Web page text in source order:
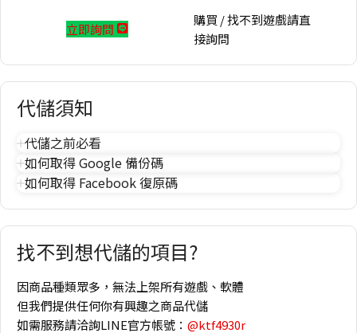
立即詢問
購買 / 找不到遊戲請直
接詢問
代儲須知
代儲之前必看
如何取得 Google 備份碼
如何取得 Facebook 復原碼
找不到想代儲的項目?
因商品種類眾多，無法上架所有遊戲、軟體
但我們提供任何你有興趣之商品代儲
如需服務請洽詢LINE官方帳號： @ktf4930r